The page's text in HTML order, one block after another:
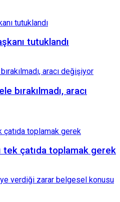
tutuklandı
bırakılmadı, aracı
tek çatıda toplamak gerek